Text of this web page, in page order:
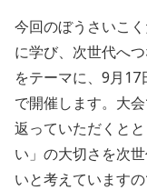
今回のぼうさいこ
に学び、次世代へ
をテーマに、9月
で開催します。大
返っていただくと
い」の大切さを次
いと考えています